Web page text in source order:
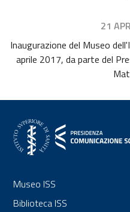
21
Inaugurazione del Museo
aprile 2017, da parte del
Museo ISS
Biblioteca ISS